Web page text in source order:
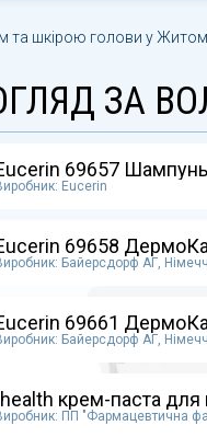
та шкірою голови у
ЗА
69657 Шампунь
Eucerin
69658
Байерсдорф АГ,
69661
Байерсдорф АГ,
крем-паста для
ПП "Фармацевтична